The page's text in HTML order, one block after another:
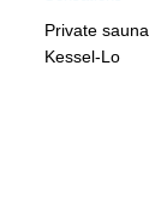
Private sauna,
Kessel-Lo